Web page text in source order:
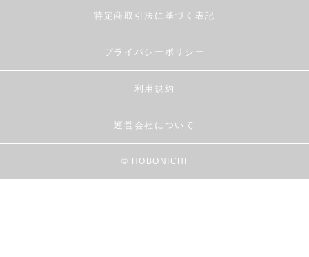
特定商取引法に基づく表記
プライバシーポリシー
利用規約
運営会社について
© HOBONICHI